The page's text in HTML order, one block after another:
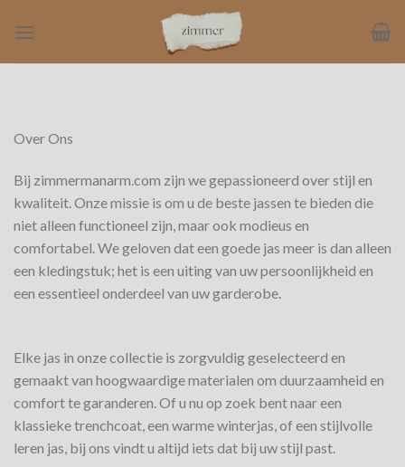
naar
Over Ons
Bij zimmermanarm.com zijn we gepassioneerd over stijl en
kwaliteit. Onze missie is om u de beste jassen te bieden die
niet alleen functioneel zijn, maar ook modieus en
comfortabel. We geloven dat een goede jas meer is dan alleen
een kledingstuk; het is een uiting van uw persoonlijkheid en
een essentieel onderdeel van uw garderobe.
Elke jas in onze collectie is zorgvuldig geselecteerd en
gemaakt van hoogwaardige materialen om duurzaamheid en
comfort te garanderen. Of u nu op zoek bent naar een
klassieke trenchcoat, een warme winterjas, of een stijlvolle
leren jas, bij ons vindt u altijd iets dat bij uw stijl past.